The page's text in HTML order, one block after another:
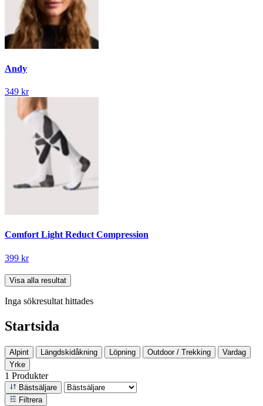
Andy
349 kr
Comfort Light Reduct Compression
399 kr
Visa alla resultat
Inga sökresultat hittades
Startsida
Alpint Längdskidåkning Löpning Outdoor / Trekking
Vardag
Yrke
1 Produkter
Bästsäljare
Filtrera